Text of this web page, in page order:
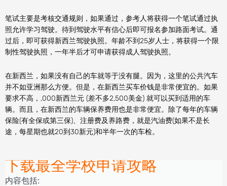
笔试主要是考核交通规则，如果通过，参考人将获得一个笔试通过执
照允许学习驾驶。待到驾驶水平有信心后即可报名参加路面考试。通
过后，即可获得新西兰驾驶执照。年龄不到25岁人士，将获得一个限
制性驾驶执照，一年半后才可申请获得成人驾驶执照。
在新西兰，如果没有自己的车就等于没有腿。因为，这里的公共汽车
并不如亚洲那么方便。但是，在新西兰买车价钱是非常便宜的。如果
要求不高，,000新西兰元 (差不多2,500美金) 就可以买到适用的车
辆。而且，在新西兰的车辆保养费用也是非常便宜。除了每年的车辆
保险(有全保或第三保)、注册费及养路费，就是汽油费(如果不是长
途，每星期也就20到30新元)和半年一次的车检。
下载最全学校申请攻略
内容包括: